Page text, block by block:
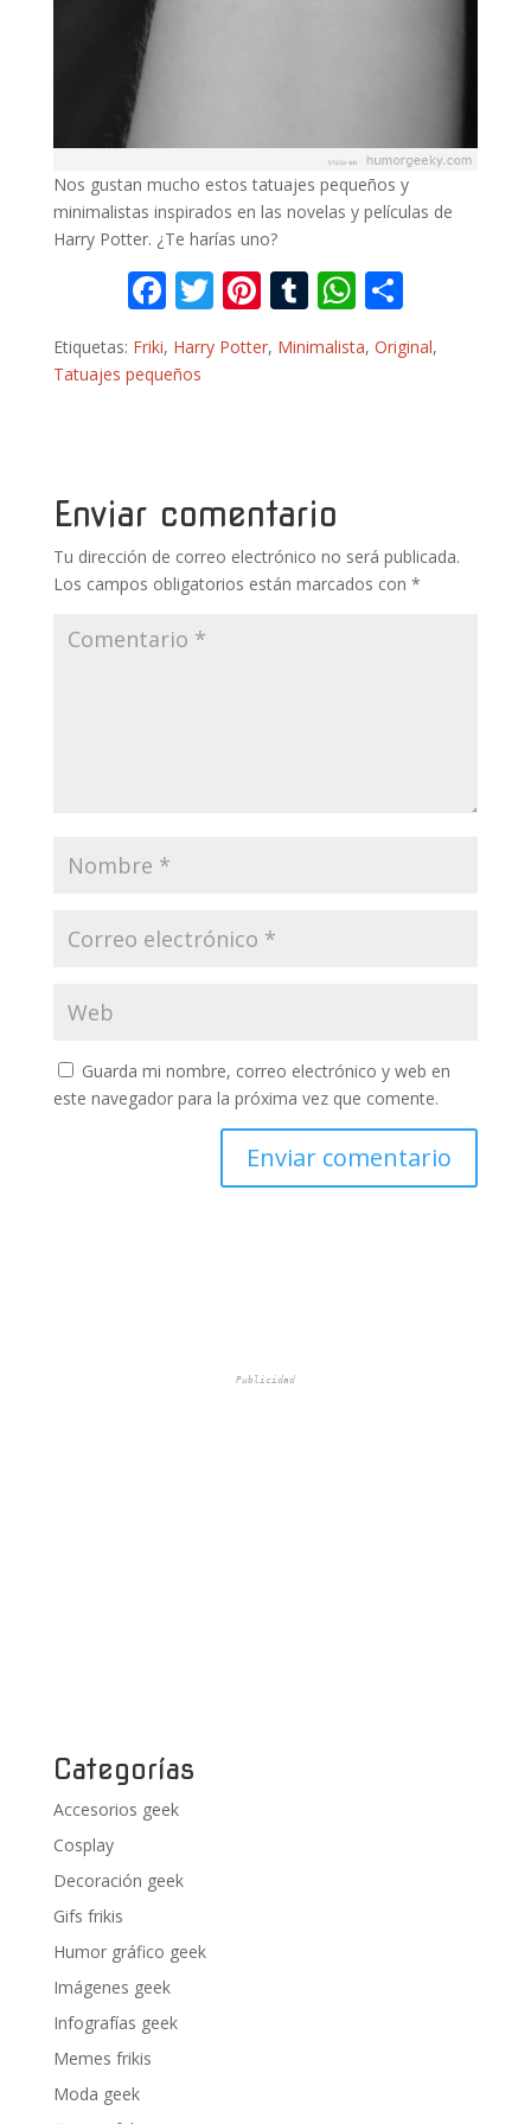
Nos gustan mucho estos tatuajes pequeños y
minimalistas inspirados en las novelas y películas de
Harry Potter. ¿Te harías uno?
F
ac
e
k
T
w
itt
Pi
nt
er
T
u
m
W
h
at
o
m
Etiquetas: Friki, Harry Potter, Minimalista, Original,
Tatuajes pequeños
Enviar comentario
Tu dirección de correo electrónico no será publicada.
Los campos obligatorios están marcados con *
Guarda mi nombre, correo electrónico y web en
este navegador para la próxima vez que comente.
Publicidad
Categorías
Accesorios geek
Cosplay
Decoración geek
Gifs frikis
Humor gráfico geek
Imágenes geek
Infografías geek
Memes frikis
Moda geek